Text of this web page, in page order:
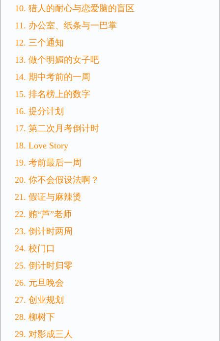
10. 猎人的耐心与恋爱脑的盲区
11. 办公室、纸条与一巴掌
12. 三个通知
13. 做个明媚的女子吧
14. 期中考前的一周
15. 排名榜上的数字
16. 提分计划
17. 第二次月考倒计时
18. Love Story
19. 考前最后一周
20. 你不会假设法啊？
21. 假证与麻辣烫
22. 贿“芦”老师
23. 倒计时两周
24. 校门口
25. 倒计时归零
26. 元旦晚会
27. 创业规划
28. 柳树下
29. 对影成三人